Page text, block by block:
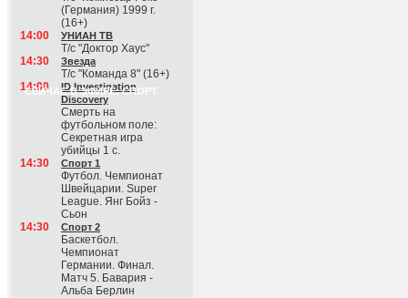
(Германия) 1999 г.
(16+)
14:00
УНИАН ТВ
Т/с "Доктор Хаус"
14:30
Звезда
Т/с "Команда 8" (16+)
СЕЙЧАС В ЭФИРЕ: СПОРТ
14:00
ID Investigation
Discovery
Смерть на
футбольном поле:
Секретная игра
убийцы 1 с.
14:30
Спорт 1
Футбол. Чемпионат
Швейцарии. Super
League. Янг Бойз -
Сьон
14:30
Спорт 2
Баскетбол.
Чемпионат
Германии. Финал.
Матч 5. Бавария -
Альба Берлин